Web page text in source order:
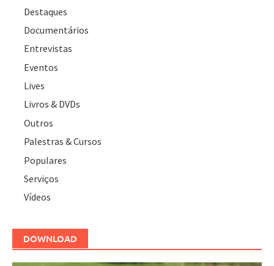
Destaques
Documentários
Entrevistas
Eventos
Lives
Livros & DVDs
Outros
Palestras & Cursos
Populares
Serviços
Vídeos
DOWNLOAD